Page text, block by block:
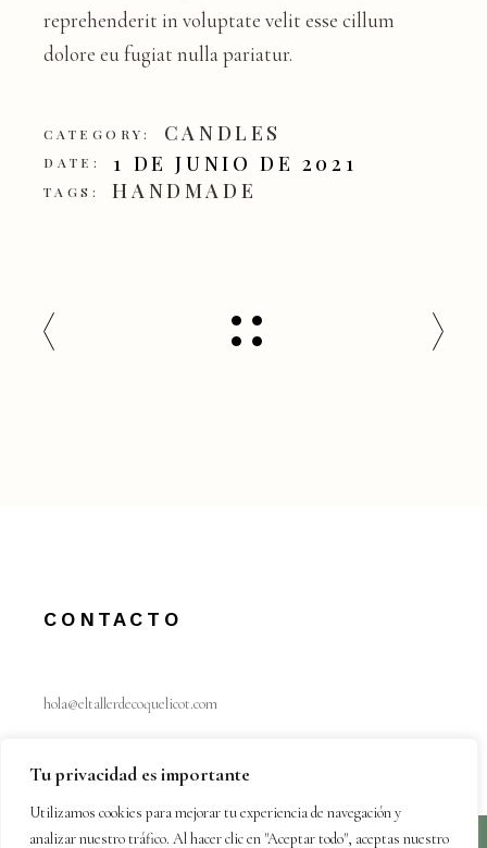
Tu privacidad es importante
Utilizamos cookies para mejorar tu experiencia de navegación y
analizar nuestro tráfico. Al hacer clic en "Aceptar todo", aceptas nuestro
reprehenderit in voluptate velit esse cillum
dolore eu fugiat nulla pariatur.
CATEGORY: CANDLES
DATE: 1 DE JUNIO DE 2021
TAGS: HANDMADE
CONTACTO
hola@eltallerdecoquelicot.com